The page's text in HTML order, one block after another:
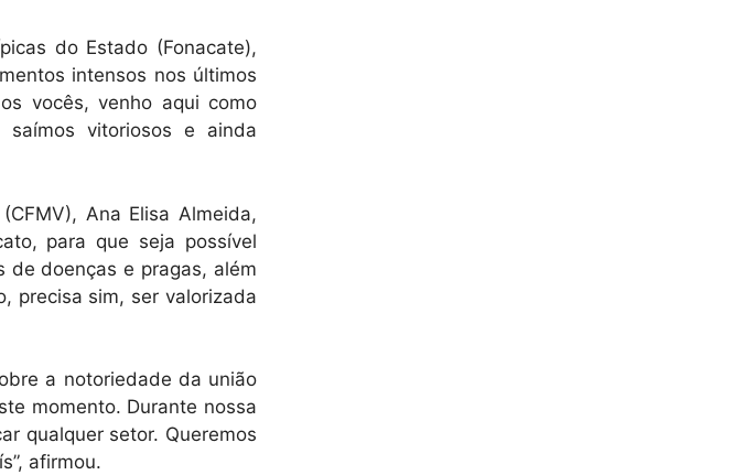
do Estado (Fonacate),
intensos nos últimos
vocês, venho aqui como
saímos vitoriosos e ainda
Ana Elisa Almeida,
para que seja possível
de doenças e pragas, além
precisa sim, ser valorizada
a notoriedade da união
momento. Durante nossa
qualquer setor. Queremos
afirmou.